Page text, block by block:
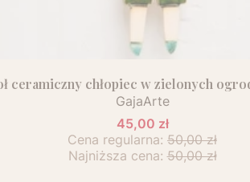
ceramiczny chłopiec w zielonych
GajaArte
45,00 zł
Cena regularna: 50,00 zł
Najniższa cena: 50,00 zł